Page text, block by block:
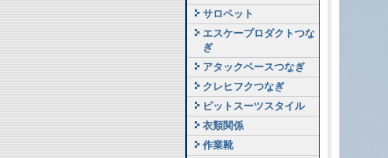
サロペット
エスケープロダクトつな
ぎ
アタックベースつなぎ
クレヒフクつなぎ
ピットスーツスタイル
衣類関係
作業靴